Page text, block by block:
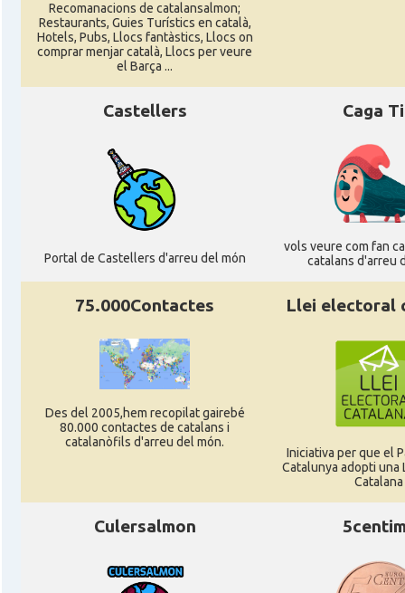
Casal Cercle Català de Marsella
Acció Oficina d'ACCIÓ Paris
Delegació Delegació del Govern a França
Consolat general a Bayonne
Consolat Consolat general a Bordeaux
Consolat Consolat general a Lyon
Consolat Consolat general a Marseille
Consolat Consolat general a Montpellier
Consolat general a Paris
Consolat Consolat general a Perpinyà
Recomanacions de catalansalmon;
Restaurants, Guies Turístics en català,
Hotels, Pubs, Llocs fantàstics, Llocs on
comprar menjar català, Llocs per veure
el Barça ...
Castellers
Portal de Castellers d'arreu del món
Caga
vols veure com fan
catalans d'arreu
75.000Contactes
Des del 2005,hem recopilat gairebé
80.000 contactes de catalans i
catalanòfils d'arreu del món.
Llei electoral
Iniciativa per que el
Catalunya adopti una
Catalana
Culersalmon